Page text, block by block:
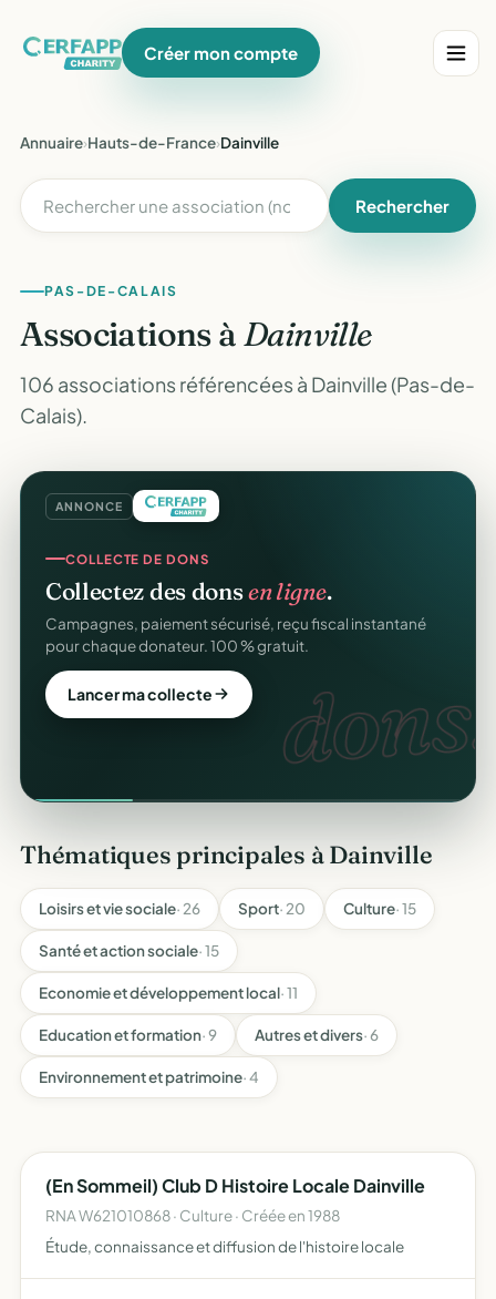
Créer mon compte
Annuaire›Hauts-de-France›Dainville
Rechercher
PAS-DE-CALAIS
Associations àDainville
106 associations référencées à Dainville (Pas-de-
Calais).
ANNONCE
dons.
COLLECTE DE DONS
Collectez des donsen ligne.
Campagnes, paiement sécurisé, reçu fiscal instantané
pour chaque donateur. 100 % gratuit.
Lancer ma collecte
Thématiques principales à Dainville
Loisirs et vie sociale· 26 Sport· 20 Culture· 15
Santé et action sociale· 15
Economie et développement local· 11
Education et formation· 9 Autres et divers· 6
Environnement et patrimoine· 4
(En Sommeil) Club D Histoire Locale Dainville
RNA W621010868 · Culture · Créée en 1988
Étude, connaissance et diffusion de l'histoire locale